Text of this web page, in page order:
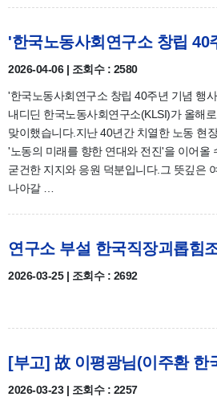
'한국노동사회연구소 창립 40
2026-04-06 | 조회수 : 2580
'한국노동사회연구소 창립 40주년 기념 행
내디딘 한국노동사회연구소(KLSI)가 올해
맞이했습니다.지난 40년간 치열한 노동 현
'노동의 미래를 향한 연대와 전진'을 이어올
굳건한 지지와 응원 덕분입니다.그 뜻깊은
나아갈 …
2026-03-25 | 조회수 : 2692
2026-03-23 | 조회수 : 2257